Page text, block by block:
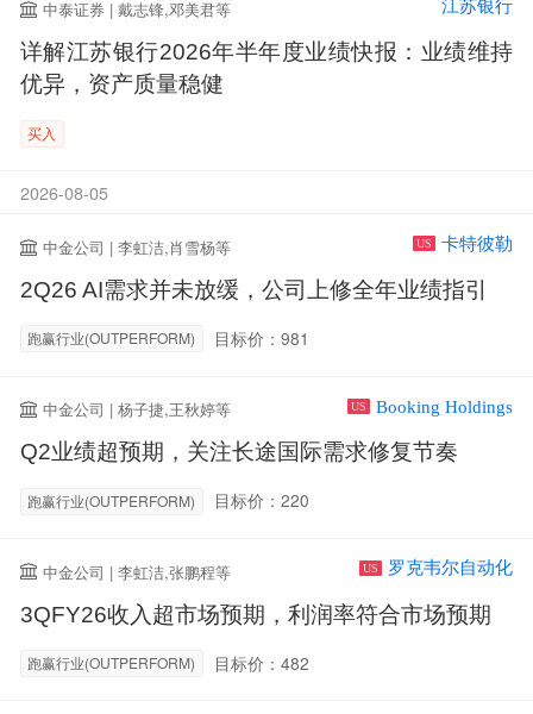
中泰证券 | 戴志锋,邓美君等 江苏银行
详解江苏银行2026年半年度业绩快报：业绩维持
优异，资产质量稳健
买入
2026-08-05
中金公司 | 李虹洁,肖雪杨等 US 卡特彼勒
2Q26 AI需求并未放缓，公司上修全年业绩指引
跑赢行业(OUTPERFORM) 目标价：981
中金公司 | 杨子捷,王秋婷等 US Booking Holdings
Q2业绩超预期，关注长途国际需求修复节奏
跑赢行业(OUTPERFORM) 目标价：220
中金公司 | 李虹洁,张鹏程等 US 罗克韦尔自动化
3QFY26收入超市场预期，利润率符合市场预期
跑赢行业(OUTPERFORM) 目标价：482